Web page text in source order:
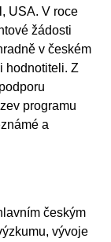
USA. V roce
žádosti
v českém
hodnotiteli. Z
programu
a
českým
vývoje